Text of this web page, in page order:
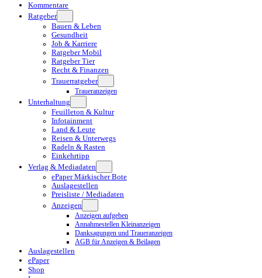
Kommentare
Ratgeber
Bauen & Leben
Gesundheit
Job & Karriere
Ratgeber Mobil
Ratgeber Tier
Recht & Finanzen
Trauerratgeber
Traueranzeigen
Unterhaltung
Feuilleton & Kultur
Infotainment
Land & Leute
Reisen & Unterwegs
Radeln & Rasten
Einkehrtipp
Verlag & Mediadaten
ePaper Märkischer Bote
Auslagestellen
Preisliste / Mediadaten
Anzeigen
Anzeigen aufgeben
Annahmestellen Kleinanzeigen
Danksagungen und Traueranzeigen
AGB für Anzeigen & Beilagen
Auslagestellen
ePaper
Shop